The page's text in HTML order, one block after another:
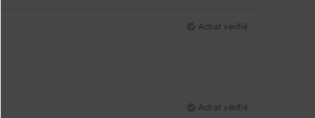
Achat vérifié
Achat vérifié